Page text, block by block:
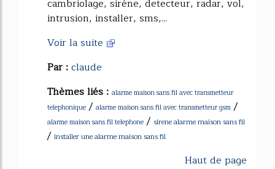
cambriolage, sirène, detecteur, radar, vol,
intrusion, installer, sms,...
Voir la suite
Par :claude
Thèmes liés : alarme maison sans fil avec transmetteur
telephonique / alarme maison sans fil avec transmetteur gsm /
alarme maison sans fil telephone / sirene alarme maison sans fil
/ installer une alarme maison sans fil
Haut de page